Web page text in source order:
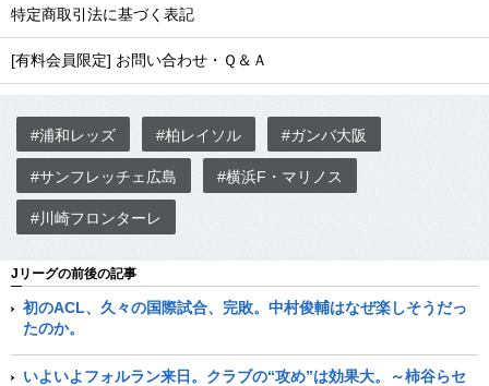
特定商取引法に基づく表記
[有料会員限定] お問い合わせ・Ｑ＆Ａ
#浦和レッズ #柏レイソル #ガンバ大阪
#サンフレッチェ広島 #横浜F・マリノス
#川崎フロンターレ
Jリーグの前後の記事
初のACL、久々の国際試合、完敗。中村俊輔はなぜ楽しそうだっ
たのか。
いよいよフォルラン来日。クラブの“攻め”は効果大。～柿谷らセ